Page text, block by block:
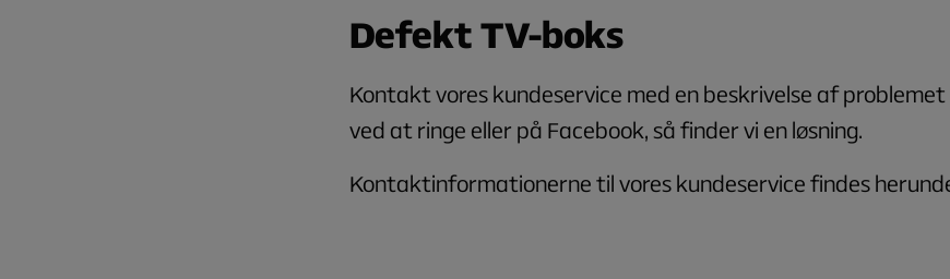
Defekt TV-boks
Kontakt vores kundeservice med en beskrivelse af
ved at ringe eller på Facebook, så finder vi en løsning.
Kontaktinformationerne til vores kundeservice findes